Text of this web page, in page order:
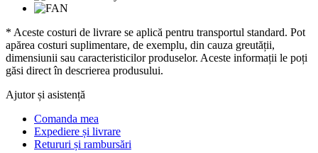
* Aceste costuri de livrare se aplică pentru transportul standard. Pot
apărea costuri suplimentare, de exemplu, din cauza greutății,
dimensiunii sau caracteristicilor produselor. Aceste informații le poți
găsi direct în descrierea produsului.
Ajutor și asistență
Comanda mea
Expediere și livrare
Retururi și rambursări